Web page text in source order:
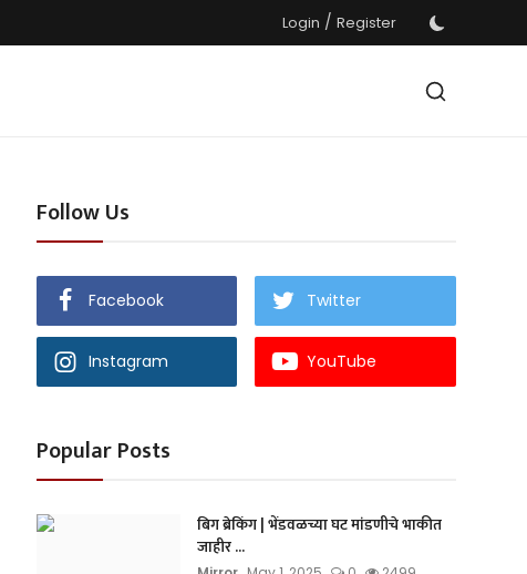
Login / Register
Follow Us
Facebook Twitter
Instagram YouTube
Popular Posts
बिग ब्रेकिंग | भेंडवळच्या घट मांडणीचे भाकीत
जाहीर ...